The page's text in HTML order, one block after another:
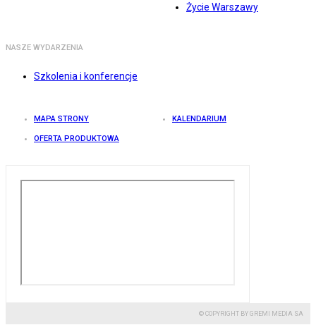
Życie Warszawy
NASZE WYDARZENIA
Szkolenia i konferencje
MAPA STRONY KALENDARIUM
OFERTA PRODUKTOWA
© COPYRIGHT BY GREMI MEDIA SA